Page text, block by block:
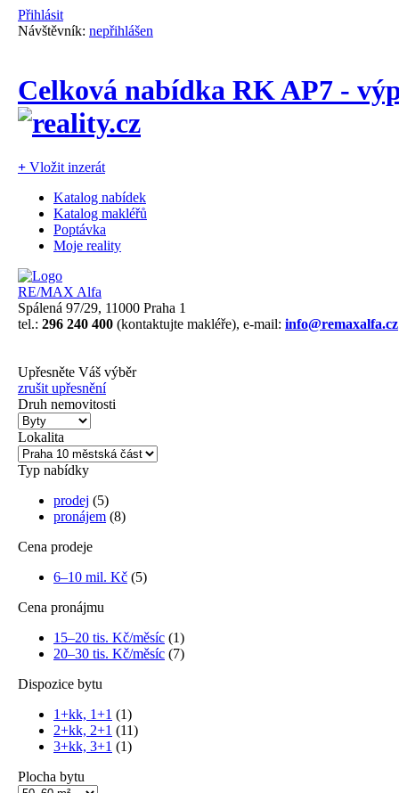
Přihlásit
Návštěvník: nepřihlášen
Celková nabídka RK AP7 -
+ Vložit inzerát
Katalog nabídek
Katalog makléřů
Poptávka
Moje reality
RE/MAX Alfa
Spálená 97/29, 11000 Praha 1
tel.: 296 240 400 (kontaktujte makléře), e-mail: info@remaxalfa.cz
Upřesněte Váš výběr
zrušit upřesnění
Druh nemovitosti
Lokalita
Typ nabídky
prodej (5)
pronájem (8)
Cena prodeje
6–10 mil. Kč (5)
Cena pronájmu
15–20 tis. Kč/měsíc (1)
20–30 tis. Kč/měsíc (7)
Dispozice bytu
1+kk, 1+1 (1)
2+kk, 2+1 (11)
3+kk, 3+1 (1)
Plocha bytu